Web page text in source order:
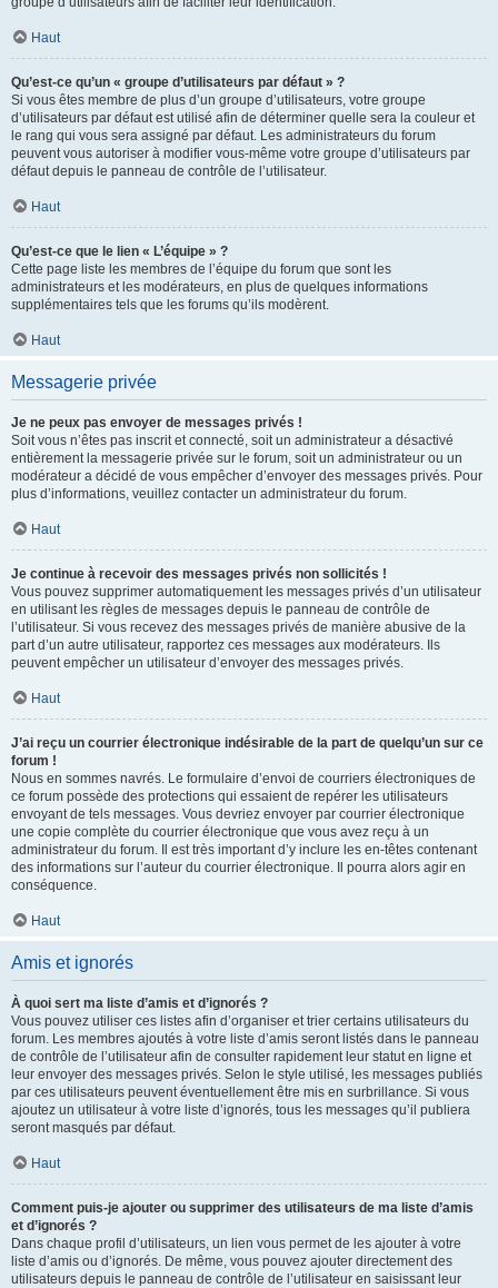
Haut
Qu’est-ce qu’un « groupe d’utilisateurs par défaut » ?
Si vous êtes membre de plus d’un groupe d’utilisateurs, votre groupe
d’utilisateurs par défaut est utilisé afin de déterminer quelle sera la couleur et
le rang qui vous sera assigné par défaut. Les administrateurs du forum
peuvent vous autoriser à modifier vous-même votre groupe d’utilisateurs par
défaut depuis le panneau de contrôle de l’utilisateur.
Haut
Qu’est-ce que le lien « L’équipe » ?
Cette page liste les membres de l’équipe du forum que sont les
administrateurs et les modérateurs, en plus de quelques informations
supplémentaires tels que les forums qu’ils modèrent.
Haut
Messagerie privée
Je ne peux pas envoyer de messages privés !
Soit vous n’êtes pas inscrit et connecté, soit un administrateur a désactivé
entièrement la messagerie privée sur le forum, soit un administrateur ou un
modérateur a décidé de vous empêcher d’envoyer des messages privés. Pour
plus d’informations, veuillez contacter un administrateur du forum.
Haut
Je continue à recevoir des messages privés non sollicités !
Vous pouvez supprimer automatiquement les messages privés d’un utilisateur
en utilisant les règles de messages depuis le panneau de contrôle de
l’utilisateur. Si vous recevez des messages privés de manière abusive de la
part d’un autre utilisateur, rapportez ces messages aux modérateurs. Ils
peuvent empêcher un utilisateur d’envoyer des messages privés.
Haut
J’ai reçu un courrier électronique indésirable de la part de quelqu’un sur ce
forum !
Nous en sommes navrés. Le formulaire d’envoi de courriers électroniques de
ce forum possède des protections qui essaient de repérer les utilisateurs
envoyant de tels messages. Vous devriez envoyer par courrier électronique
une copie complète du courrier électronique que vous avez reçu à un
administrateur du forum. Il est très important d’y inclure les en-têtes contenant
des informations sur l’auteur du courrier électronique. Il pourra alors agir en
conséquence.
Haut
Amis et ignorés
À quoi sert ma liste d’amis et d’ignorés ?
Vous pouvez utiliser ces listes afin d’organiser et trier certains utilisateurs du
forum. Les membres ajoutés à votre liste d’amis seront listés dans le panneau
de contrôle de l’utilisateur afin de consulter rapidement leur statut en ligne et
leur envoyer des messages privés. Selon le style utilisé, les messages publiés
par ces utilisateurs peuvent éventuellement être mis en surbrillance. Si vous
ajoutez un utilisateur à votre liste d’ignorés, tous les messages qu’il publiera
seront masqués par défaut.
Haut
Comment puis-je ajouter ou supprimer des utilisateurs de ma liste d’amis
et d’ignorés ?
Dans chaque profil d’utilisateurs, un lien vous permet de les ajouter à votre
liste d’amis ou d’ignorés. De même, vous pouvez ajouter directement des
utilisateurs depuis le panneau de contrôle de l’utilisateur en saisissant leur